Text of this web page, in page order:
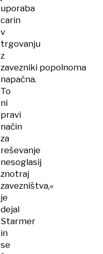
uporaba
carin
v
trgovanju
z
zavezniki popolnoma
napačna.
To
ni
pravi
način
za
reševanje
nesoglasij
znotraj
zavezništva,«
je
dejal
Starmer
in
se